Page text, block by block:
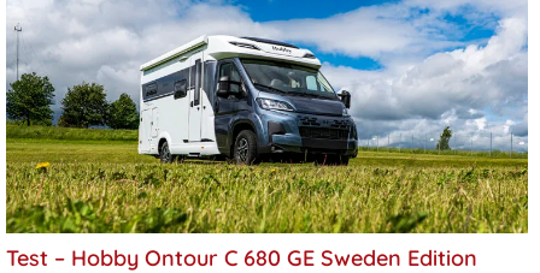
Test – Hobby Ontour C 680 GE Sweden Edition